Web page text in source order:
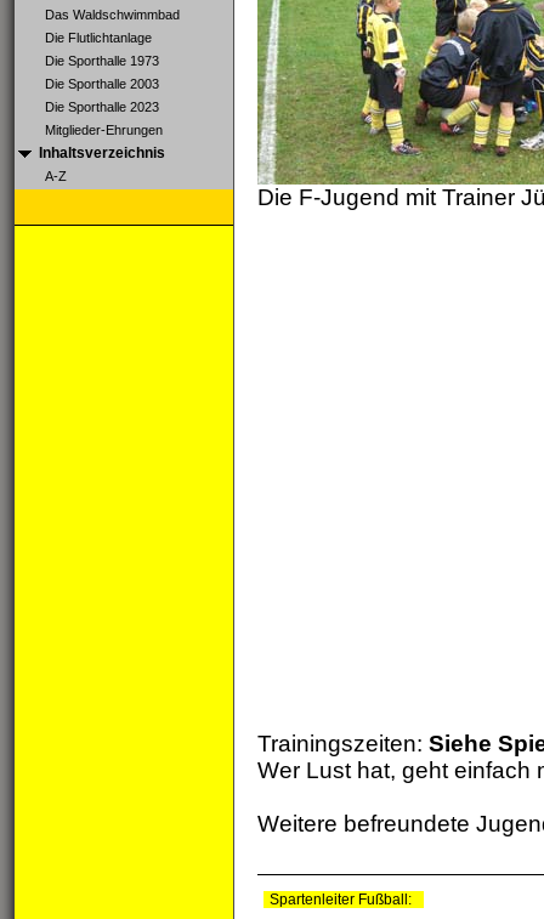
Das Waldschwimmbad
Die Flutlichtanlage
Die Sporthalle 1973
Die Sporthalle 2003
Die Sporthalle 2023
Mitglieder-Ehrungen
Inhaltsverzeichnis
A-Z
Die F-Jugend mit Trainer
Trainingszeiten: Siehe
Wer Lust hat, geht einfach
Weitere befreundete
Spartenleiter Fußball: